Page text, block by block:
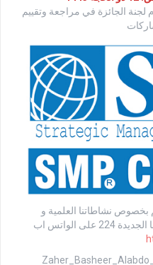
لجنة الجائزة في مراجعة وتقييم
نشاطاتنا العلمية و
التأهيلية ندعوكم للمشاركة بمجموعتنا الجديدة 224 على الواتس اب